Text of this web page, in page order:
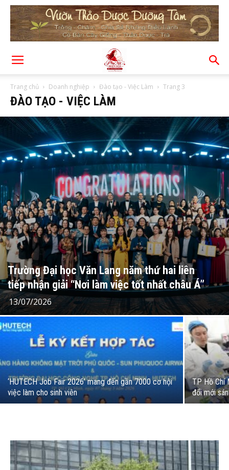
Trang chủ Doanh nghiệp Đào tạo - Việc Làm Trang 3
ĐÀO TẠO - VIỆC LÀM
Trường Đại học Văn Lang năm thứ hai liên
tiếp nhận giải “Nơi làm việc tốt nhất châu Á”
13/07/2026
‘HUTECH Job Fair 2026’ mang đến gần 7000 cơ hội
việc làm cho sinh viên
TP Hồ Chí
đổi mới